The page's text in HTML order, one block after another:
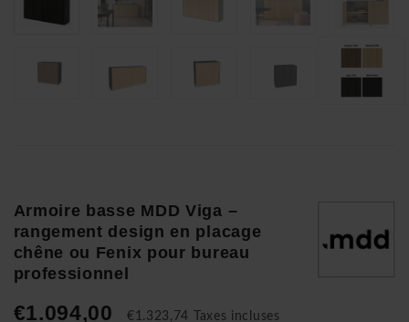
Armoire basse MDD Viga –
rangement design en placage
chêne ou Fenix pour bureau
professionnel
€1.094,00 €1.323,74 Taxes incluses